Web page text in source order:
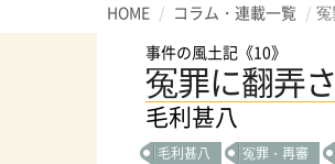
HOME
コラム・連載一覧
事件の風土記《10》
冤罪に翻弄
毛利甚八
毛利甚八 冤罪・再審